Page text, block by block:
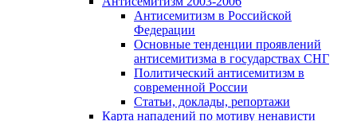
Антисемитизм в Российской
Федерации
Основные тенденции проявлений
антисемитизма в государствах СНГ
Политический антисемитизм в
современной России
Статьи, доклады, репортажи
Карта нападений по мотиву ненависти